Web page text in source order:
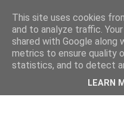
This site uses cookies
and to analyze traffic.
shared with Google along
metrics to ensure quality
statistics, and to detect
LEARN